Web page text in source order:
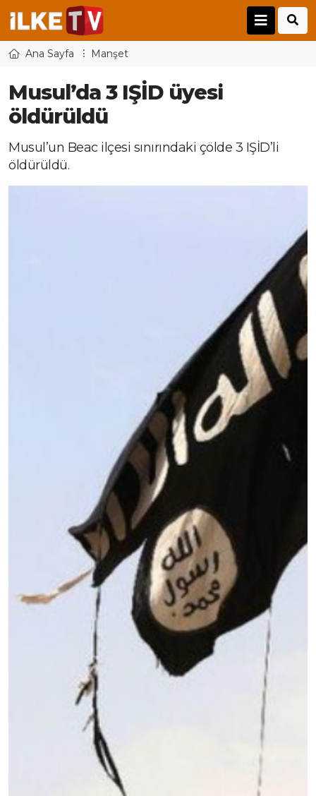
Ana Sayfa Manşet
Musul’da 3 IŞİD üyesi
öldürüldü
Musul’un Beac ilçesi sınırındaki çölde 3 IŞİD’li
öldürüldü.